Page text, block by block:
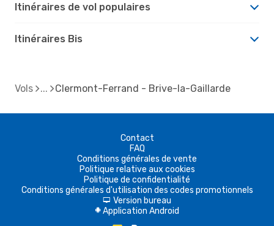
Itinéraires de vol populaires
Itinéraires Bis
Vols Clermont-Ferrand - Brive-la-Gaillarde
Contact
FAQ
Conditions générales de vente
Politique relative aux cookies
Politique de confidentialité
Conditions générales d'utilisation des codes promotionnels
d Version bureau
A Application Android